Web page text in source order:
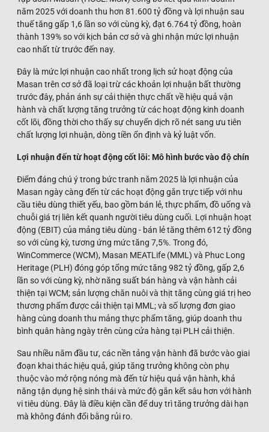
năm 2025 với doanh thu hơn 81.600 tỷ đồng và lợi nhuận sau
thuế tăng gấp 1,6 lần so với cùng kỳ, đạt 6.764 tỷ đồng, hoàn
thành 139% so với kịch bản cơ sở và ghi nhận mức lợi nhuận
cao nhất từ trước đến nay.
Đây là mức lợi nhuận cao nhất trong lịch sử hoạt động của
Masan trên cơ sở đã loại trừ các khoản lợi nhuận bất thường
trước đây, phản ánh sự cải thiện thực chất về hiệu quả vận
hành và chất lượng tăng trưởng từ các hoạt động kinh doanh
cốt lõi, đồng thời cho thấy sự chuyển dịch rõ nét sang ưu tiên
chất lượng lợi nhuận, dòng tiền ổn định và kỷ luật vốn.
Lợi nhuận đến từ hoạt động cốt lõi: Mô hình bước vào độ chín
Điểm đáng chú ý trong bức tranh năm 2025 là lợi nhuận của
Masan ngày càng đến từ các hoạt động gắn trực tiếp với nhu
cầu tiêu dùng thiết yếu, bao gồm bán lẻ, thực phẩm, đồ uống và
chuỗi giá trị liên kết quanh người tiêu dùng cuối. Lợi nhuận hoạt
động (EBIT) của mảng tiêu dùng - bán lẻ tăng thêm 612 tỷ đồng
so với cùng kỳ, tương ứng mức tăng 7,5%. Trong đó,
WinCommerce (WCM), Masan MEATLife (MML) và Phuc Long
Heritage (PLH) đóng góp tổng mức tăng 982 tỷ đồng, gấp 2,6
lần so với cùng kỳ, nhờ năng suất bán hàng và vận hành cải
thiện tại WCM; sản lượng chăn nuôi và thịt tăng cùng giá trị heo
thương phẩm được cải thiện tại MML; và số lượng đơn giao
hàng cùng doanh thu mảng thực phẩm tăng, giúp doanh thu
bình quân hàng ngày trên cùng cửa hàng tại PLH cải thiện.
Sau nhiều năm đầu tư, các nền tảng vận hành đã bước vào giai
đoạn khai thác hiệu quả, giúp tăng trưởng không còn phụ
thuộc vào mở rộng nóng mà đến từ hiệu quả vận hành, khả
năng tận dụng hệ sinh thái và mức độ gắn kết sâu hơn với hành
vi tiêu dùng. Đây là điều kiện cần để duy trì tăng trưởng dài hạn
mà không đánh đổi bằng rủi ro.